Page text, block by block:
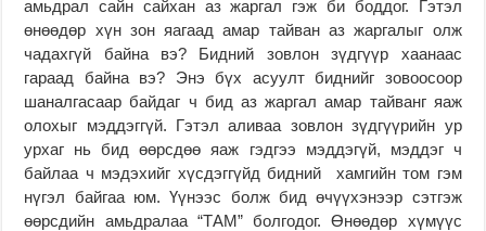
амьдрал сайн сайхан аз жаргал гэж би боддог. Гэтэл
өнөөдөр хүн зон яагаад амар тайван аз жаргалыг олж
чадахгүй байна вэ? Бидний зовлон зүдгүүр хаанаас
гараад байна вэ? Энэ бүх асуулт биднийг зовоосоор
шаналгасаар байдаг ч бид аз жаргал амар тайванг яаж
олохыг мэддэггүй. Гэтэл аливаа зовлон зүдгүүрийн ур
урхаг нь бид өөрсдөө яаж гэдгээ мэддэгүй, мэддэг ч
байлаа ч мэдэхийг хүсдэггүйд бидний хамгийн том гэм
нүгэл байгаа юм. Үүнээс болж бид өчүүхэнээр сэтгэж
өөрсдийн амьдралаа “ТАМ” болгодог. Өнөөдөр хүмүүс